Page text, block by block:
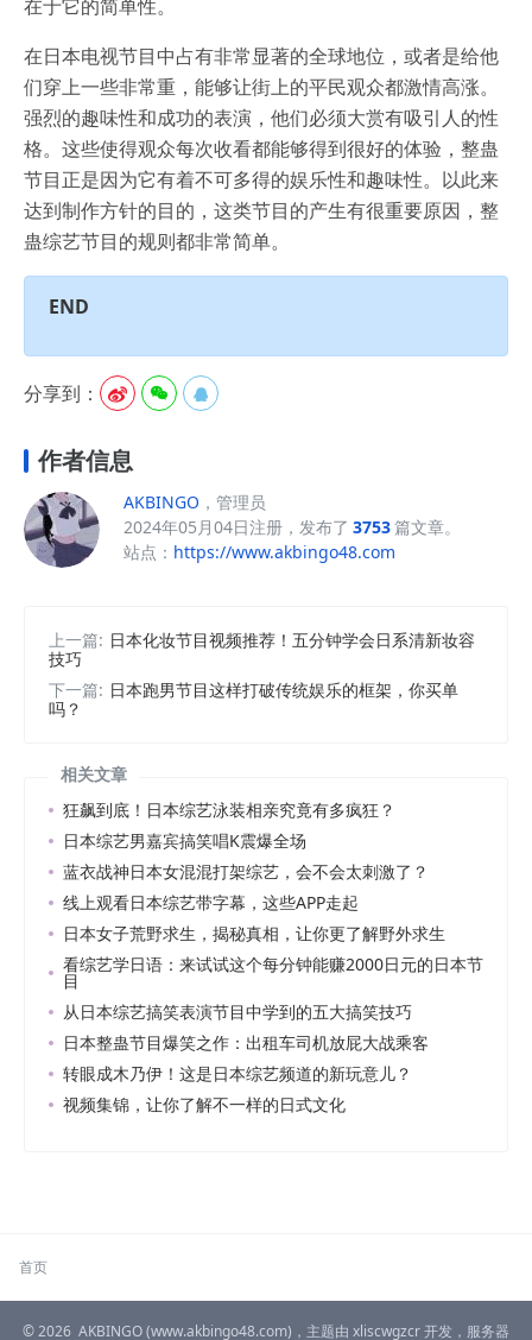
在于它的简单性。
在日本电视节目中占有非常显著的全球地位，或者是给他
们穿上一些非常重，能够让街上的平民观众都激情高涨。
强烈的趣味性和成功的表演，他们必须大赏有吸引人的性
格。这些使得观众每次收看都能够得到很好的体验，整蛊
节目正是因为它有着不可多得的娱乐性和趣味性。以此来
达到制作方针的目的，这类节目的产生有很重要原因，整
蛊综艺节目的规则都非常简单。
END
分享到：   
作者信息
AKBINGO ，管理员
2024年05月04日注册，发布了 3753篇文章。
站点： https://www.akbingo48.com
上一篇: 日本化妆节目视频推荐！五分钟学会日系清新妆容
技巧
下一篇: 日本跑男节目这样打破传统娱乐的框架，你买单
吗？
相关文章
狂飙到底！日本综艺泳装相亲究竟有多疯狂？
日本综艺男嘉宾搞笑唱K震爆全场
蓝衣战神日本女混混打架综艺，会不会太刺激了？
线上观看日本综艺带字幕，这些APP走起
日本女子荒野求生，揭秘真相，让你更了解野外求生
看综艺学日语：来试试这个每分钟能赚2000日元的日本节
目
从日本综艺搞笑表演节目中学到的五大搞笑技巧
日本整蛊节目爆笑之作：出租车司机放屁大战乘客
转眼成木乃伊！这是日本综艺频道的新玩意儿？
视频集锦，让你了解不一样的日式文化
首页
© 2026 AKBINGO(www.akbingo48.com)，主题由 xliscwgzcr开发，服务器